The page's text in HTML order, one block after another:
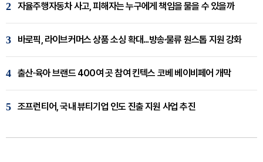
2 자율주행자동차 사고, 피해자는 누구에게 책임을 물을 수 있을까
3 바로픽, 라이브커머스 상품 소싱 확대...방송·물류 원스톱 지원 강화
4 출산·육아 브랜드 400여 곳 참여 킨텍스 코베 베이비페어 개막
5 조프런티어, 국내 뷰티기업 인도 진출 지원 사업 추진